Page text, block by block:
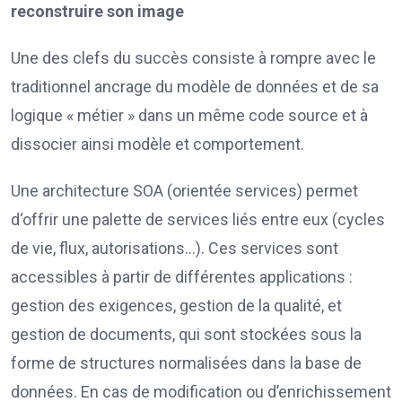
reconstruire son image
Une des clefs du succès consiste à rompre avec le
traditionnel ancrage du modèle de données et de sa
logique « métier » dans un même code source et à
dissocier ainsi modèle et comportement.
Une architecture SOA (orientée services) permet
d‘offrir une palette de services liés entre eux (cycles
de vie, flux, autorisations…). Ces services sont
accessibles à partir de différentes applications :
gestion des exigences, gestion de la qualité, et
gestion de documents, qui sont stockées sous la
forme de structures normalisées dans la base de
données. En cas de modification ou d’enrichissement